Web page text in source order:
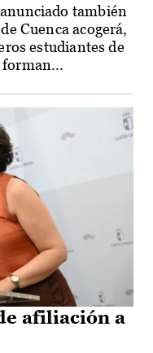
también
Cuenca acogerá,
estudiantes de
forman...
afiliación a